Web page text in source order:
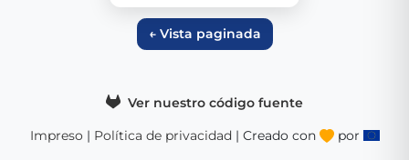
← Vista paginada
Ver nuestro código fuente
Impreso | Política de privacidad | Creado con
por